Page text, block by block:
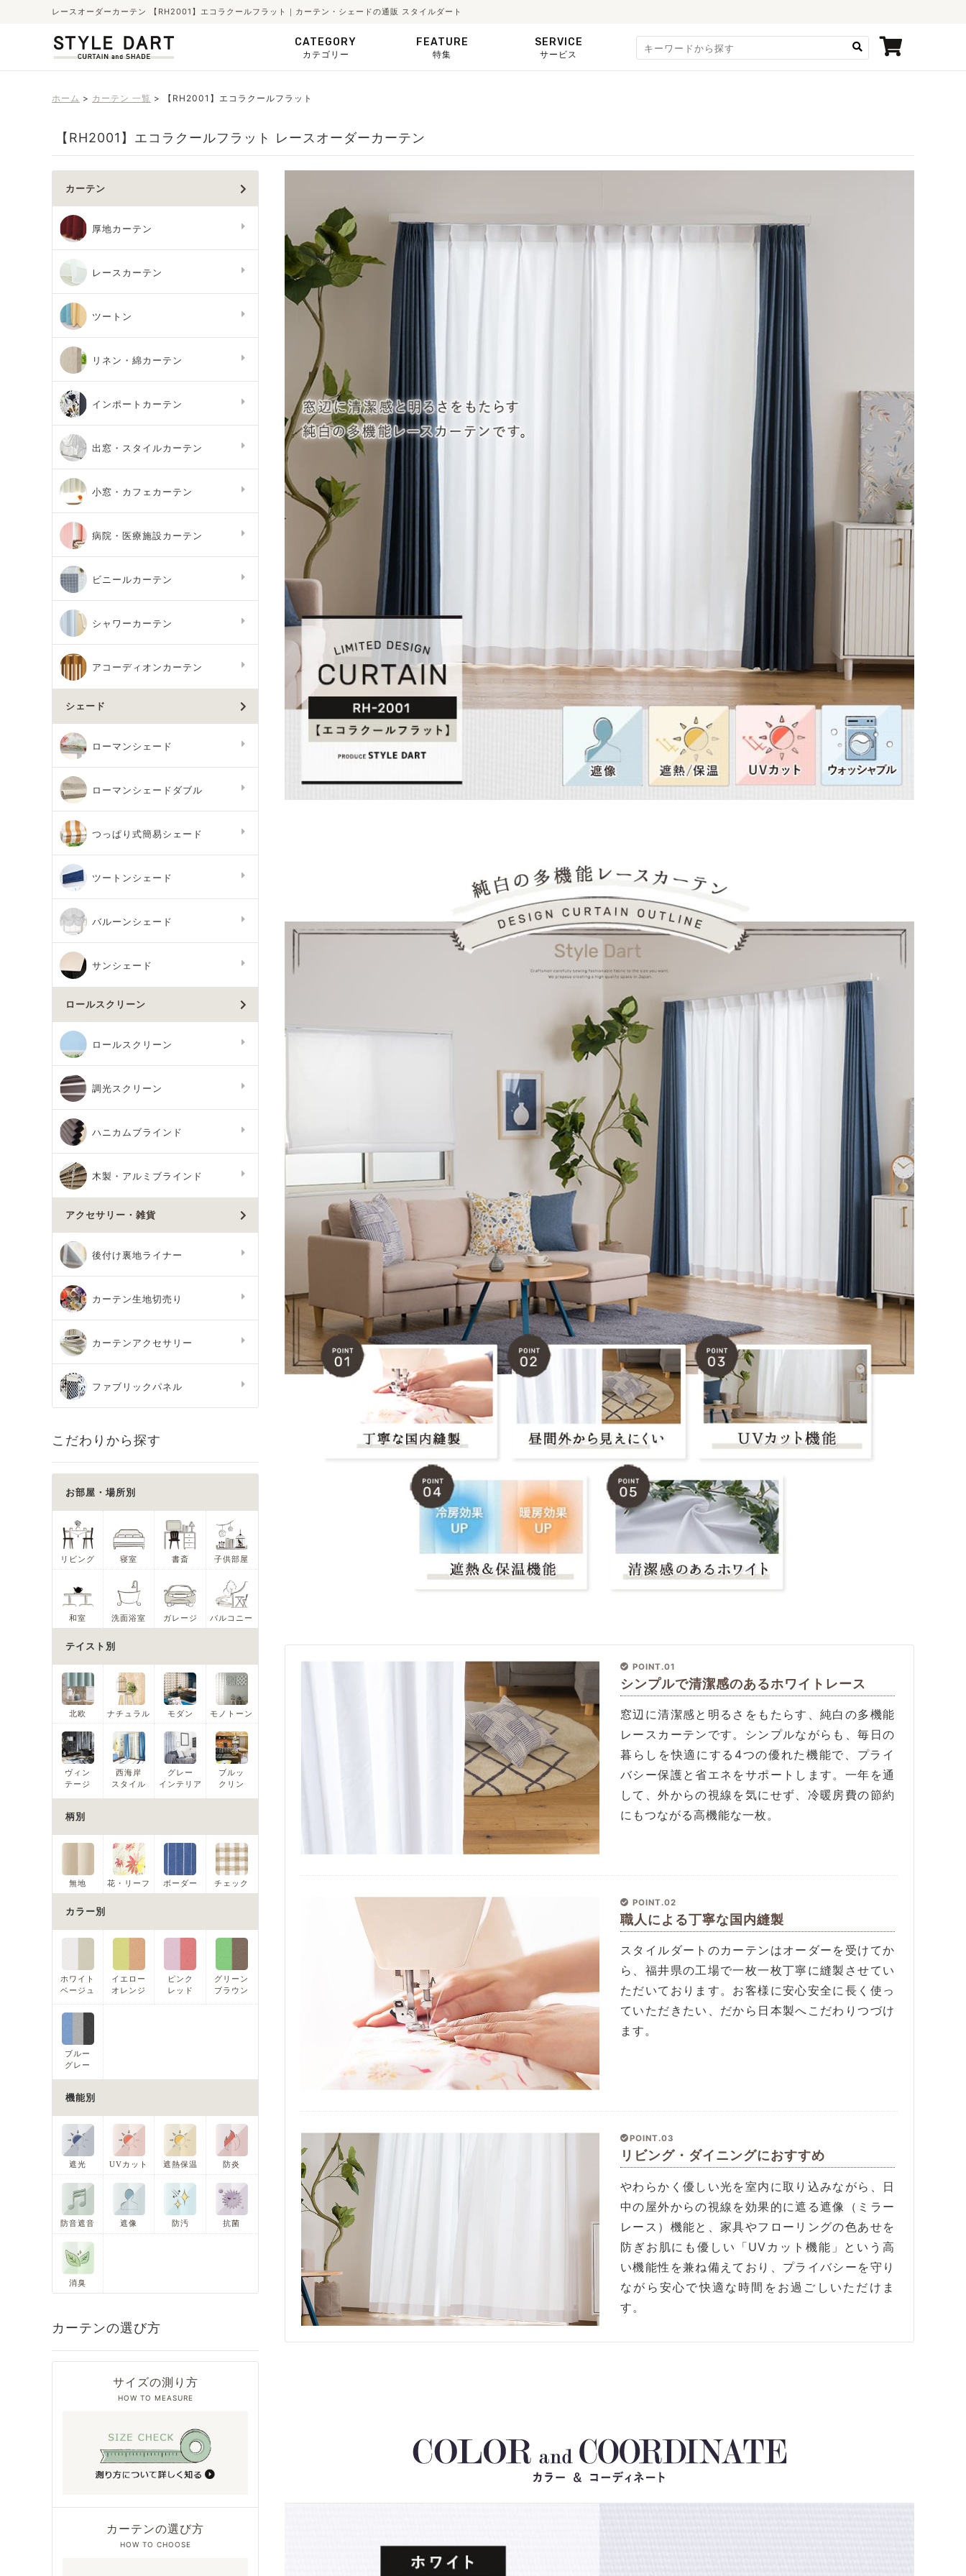
レースオーダーカーテン 【RH2001】エコラクールフラット｜カーテン・シェードの通販 スタイルダート
CATEGORY
カテゴリー
FEATURE
特集
SERVICE
サービス
ホーム カーテン 一覧 【RH2001】エコラクールフラット
【RH2001】エコラクールフラット レースオーダーカーテン
POINT.01
シンプルで清潔感のあるホワイトレース
窓辺に清潔感と明るさをもたらす、純白の多機能
レースカーテンです。シンプルながらも、毎日の
暮らしを快適にする4つの優れた機能で、プライ
バシー保護と省エネをサポートします。一年を通
して、外からの視線を気にせず、冷暖房費の節約
にもつながる高機能な一枚。
POINT.02
職人による丁寧な国内縫製
スタイルダートのカーテンはオーダーを受けてか
ら、福井県の工場で一枚一枚丁寧に縫製させてい
ただいております。お客様に安心安全に長く使っ
ていただきたい、だから日本製へこだわりつづけ
ます。
POINT.03
リビング・ダイニングにおすすめ
やわらかく優しい光を室内に取り込みながら、日
中の屋外からの視線を効果的に遮る遮像（ミラー
レース）機能と、家具やフローリングの色あせを
防ぎお肌にも優しい「UVカット機能」という高
い機能性を兼ね備えており、プライバシーを守り
ながら安心で快適な時間をお過ごしいただけま
す。
カーテン
厚地カーテン
レースカーテン
ツートン
リネン・綿カーテン
インポートカーテン
出窓・スタイルカーテン
小窓・カフェカーテン
病院・医療施設カーテン
ビニールカーテン
シャワーカーテン
アコーディオンカーテン
シェード
ローマンシェード
ローマンシェードダブル
つっぱり式簡易シェード
ツートンシェード
バルーンシェード
サンシェード
ロールスクリーン
ロールスクリーン
調光スクリーン
ハニカムブラインド
木製・アルミブラインド
アクセサリー・雑貨
後付け裏地ライナー
カーテン生地切売り
カーテンアクセサリー
ファブリックパネル
こだわりから探す
お部屋・場所別
リビング 寝室 書斎 子供部屋
和室 洗面浴室 ガレージ バルコニー
テイスト別
北欧 ナチュラル モダン モノトーン
ヴィン
テージ
西海岸
スタイル
グレー
インテリア
ブルッ
クリン
柄別
無地 花・リーフ ボーダー チェック
カラー別
ホワイト
ベージュ
イエロー
オレンジ
ピンク
レッド
グリーン
ブラウン
ブルー
グレー
機能別
遮光 UVカット 遮熱保温 防炎
防音遮音 遮像 防汚 抗菌
消臭
カーテンの選び方
サイズの測り方
HOW TO MEASURE
カーテンの選び方
HOW TO CHOOSE